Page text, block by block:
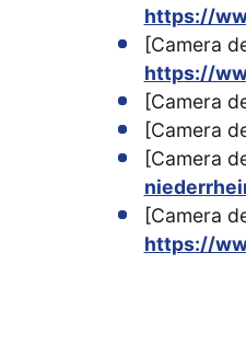
https://
[Camera
https://
[Camera
[Camera
[Camera
[Camera
https://